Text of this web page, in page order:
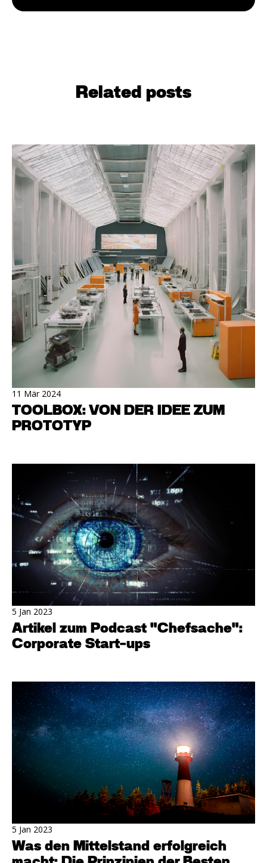
Related posts
11 Mär 2024
TOOLBOX: VON DER IDEE ZUM
PROTOTYP
5 Jan 2023
Artikel zum Podcast "Chefsache":
Corporate Start-ups
5 Jan 2023
Was den Mittelstand erfolgreich